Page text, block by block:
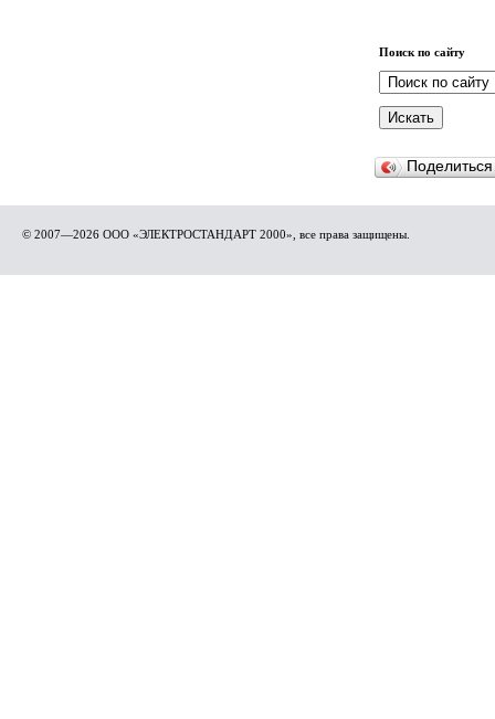
Поиск по сайту
© 2007—2026 ООО «ЭЛЕКТРОСТАНДАРТ 2000», все права защищены.